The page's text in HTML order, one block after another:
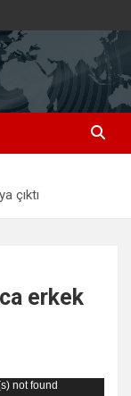
çıktı
erkek
not found